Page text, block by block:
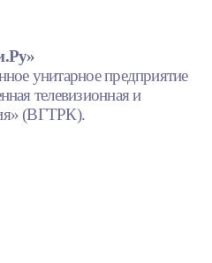
унитарное предприятие
телевизионная и
(ВГТРК).